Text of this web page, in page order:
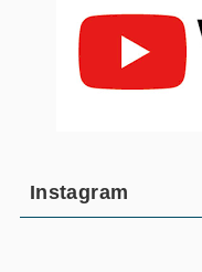
Instagram